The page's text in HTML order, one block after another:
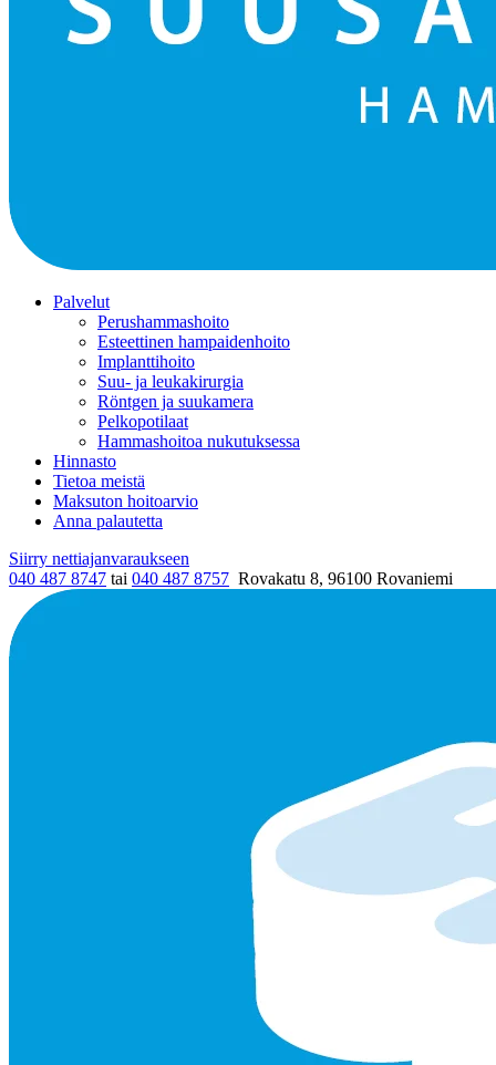
Palvelut
Perushammashoito
Esteettinen hampaidenhoito
Implanttihoito
Suu- ja leukakirurgia
Röntgen ja suukamera
Pelkopotilaat
Hammashoitoa nukutuksessa
Hinnasto
Tietoa meistä
Maksuton hoitoarvio
Anna palautetta
Siirry nettiajanvaraukseen
040 487 8747 tai 040 487 8757 Rovakatu 8, 96100 Rovaniemi